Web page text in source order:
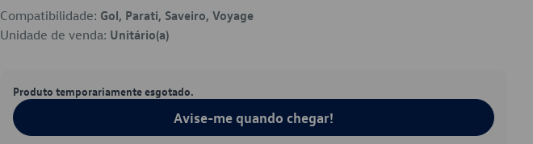
Compatibilidade: Gol, Parati, Saveiro, Voyage
Unidade de venda: Unitário(a)
Produto temporariamente esgotado.
Avise-me quando chegar!